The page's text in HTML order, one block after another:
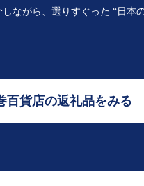
ながら、選りすぐった “日本
百貨店の返礼品をみる